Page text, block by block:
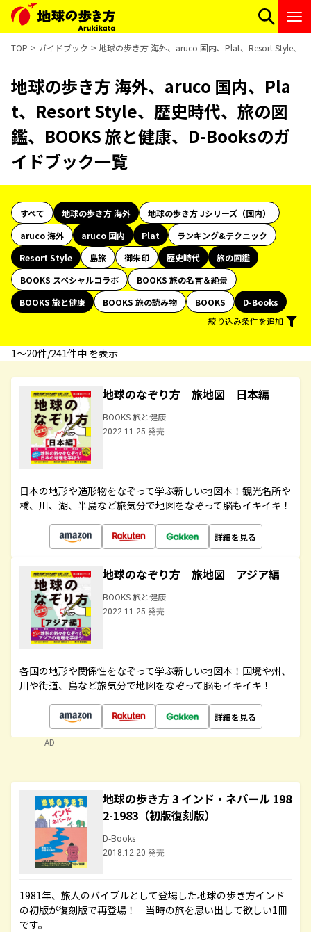
TOP ガイドブック 地球の歩き方 海外、aruco 国内、Plat、Resort Style、
地球の歩き方 海外、aruco 国内、Pla
t、Resort Style、歴史時代、旅の図
鑑、BOOKS 旅と健康、D-Booksのガ
イドブック一覧
すべて 地球の歩き方 海外
地球の歩き方 Jシリーズ（国内）
aruco 海外
aruco 国内 Plat
ランキング&テクニック
Resort Style
島旅 御朱印 歴史時代
旅の図鑑
BOOKS スペシャルコラボ
BOOKS 旅の名言＆絶景
BOOKS 旅と健康
BOOKS 旅の読み物 BOOKS
D-Books
絞り込み条件を追加
1〜20件/241件中 を表示
地球のなぞり方 旅地図 日本編
BOOKS 旅と健康
2022.11.25 発売
日本の地形や造形物をなぞって学ぶ新しい地図本！観光名所や
橋、川、湖、半島など旅気分で地図をなぞって脳もイキイキ！
詳細を見る
地球のなぞり方 旅地図 アジア編
BOOKS 旅と健康
2022.11.25 発売
各国の地形や関係性をなぞって学ぶ新しい地図本！国境や州、
川や街道、島など旅気分で地図をなぞって脳もイキイキ！
詳細を見る
AD
地球の歩き方 3 インド・ネパール 198
2-1983（初版復刻版）
D-Books
2018.12.20 発売
1981年、旅人のバイブルとして登場した地球の歩き方インド
の初版が復刻版で再登場！ 当時の旅を思い出して欲しい1冊
です。